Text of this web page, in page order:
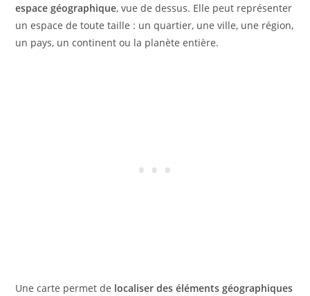
espace géographique, vue de dessus. Elle peut représenter
un espace de toute taille : un quartier, une ville, une région,
un pays, un continent ou la planète entière.
Une carte permet de localiser des éléments géographiques